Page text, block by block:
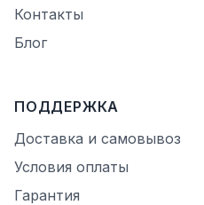
Контакты
Блог
ПОДДЕРЖКА
Доставка и самовывоз
Условия оплаты
Гарантия